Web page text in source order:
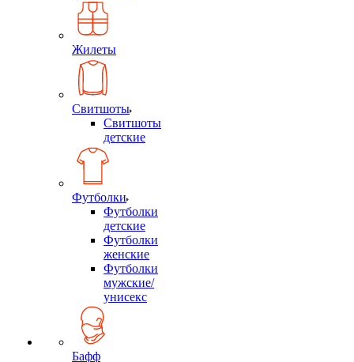
Жилеты
Свитшоты
Свитшоты
детские
Футболки
Футболки
детские
Футболки
женские
Футболки
мужские/
унисекс
Бафф